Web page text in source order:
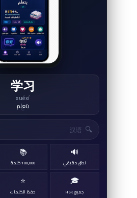
学习
xuéxí
يتعلم
↻
🔍
🔊
نطق حقيقي
📚
100,000 كلمة
🎓
جميع HSK
⭐
حفظ الكلمات